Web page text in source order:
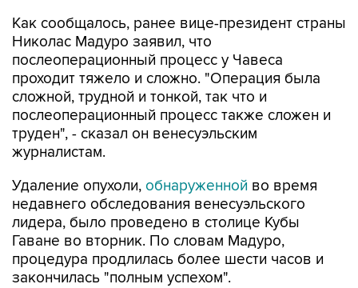
Как сообщалось, ранее вице-президент страны
Николас Мадуро заявил, что
послеоперационный процесс у Чавеса
проходит тяжело и сложно. "Операция была
сложной, трудной и тонкой, так что и
послеоперационный процесс также сложен и
труден", - сказал он венесуэльским
журналистам.
Удаление опухоли, обнаруженной во время
недавнего обследования венесуэльского
лидера, было проведено в столице Кубы
Гаване во вторник. По словам Мадуро,
процедура продлилась более шести часов и
закончилась "полным успехом".